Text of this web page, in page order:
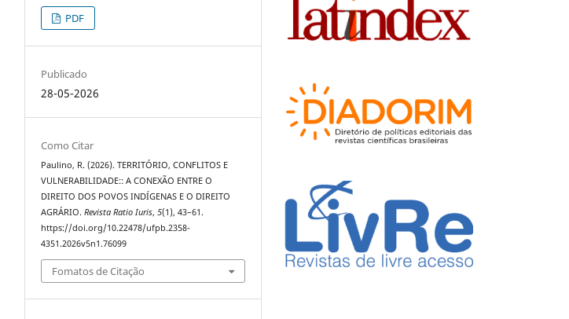
PDF
Publicado
28-05-2026
Como Citar
Paulino, R. (2026). TERRITÓRIO, CONFLITOS E
VULNERABILIDADE:: A CONEXÃO ENTRE O
DIREITO DOS POVOS INDÍGENAS E O DIREITO
AGRÁRIO.Revista Ratio Iuris,5(1), 43–61.
https://doi.org/10.22478/ufpb.2358-
4351.2026v5n1.76099
Fomatos de Citação